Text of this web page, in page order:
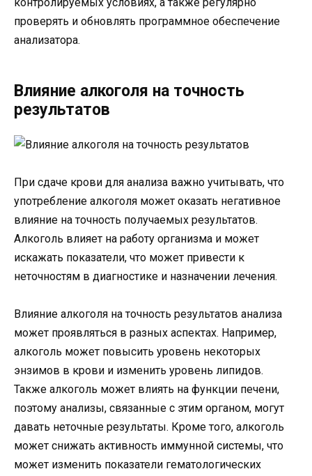
проверять и обновлять программное обеспечение
анализатора.
Влияние алкоголя на точность
результатов
При сдаче крови для анализа важно учитывать, что
употребление алкоголя может оказать негативное
влияние на точность получаемых результатов.
Алкоголь влияет на работу организма и может
искажать показатели, что может привести к
неточностям в диагностике и назначении лечения.
Влияние алкоголя на точность результатов анализа
может проявляться в разных аспектах. Например,
алкоголь может повысить уровень некоторых
энзимов в крови и изменить уровень липидов.
Также алкоголь может влиять на функции печени,
поэтому анализы, связанные с этим органом, могут
давать неточные результаты. Кроме того, алкоголь
может снижать активность иммунной системы, что
может изменить показатели гематологических